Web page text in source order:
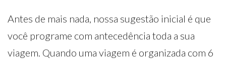
Antes de mais nada, nossa sugestão inicial é que
você programe com antecedência toda a sua
viagem. Quando uma viagem é organizada com 6